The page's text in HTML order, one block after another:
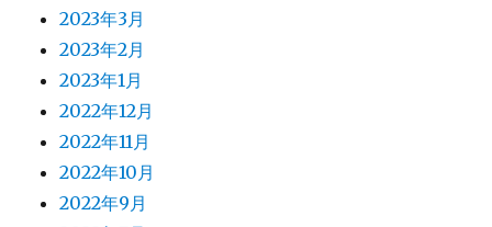
2023年3月
2023年2月
2023年1月
2022年12月
2022年11月
2022年10月
2022年9月